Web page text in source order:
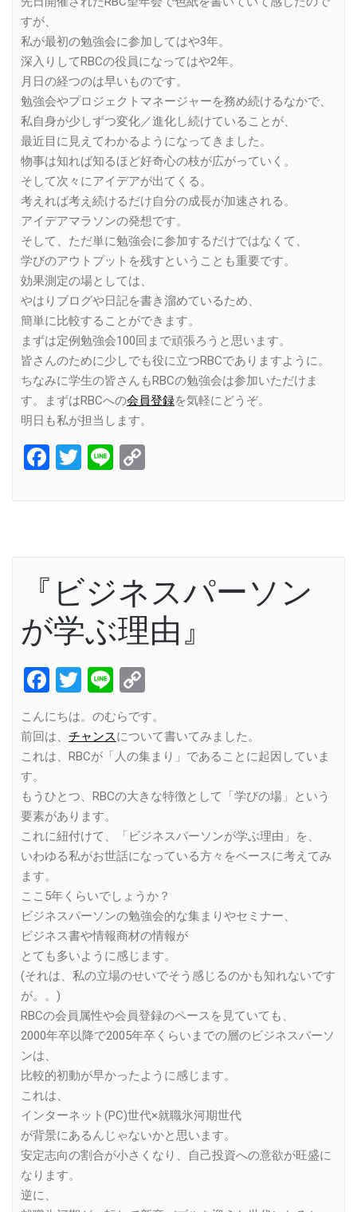
すが、
私が最初の勉強会に参加してはや3年。
深入りしてRBCの役員になってはや2年。
月日の経つのは早いものです。
勉強会やプロジェクトマネージャーを務め続けるなかで、
私自身が少しずつ変化／進化し続けていることが、
最近目に見えてわかるようになってきました。
物事は知れば知るほど好奇心の枝が広がっていく。
そして次々にアイデアが出てくる。
考えれば考え続けるだけ自分の成長が加速される。
アイデアマラソンの発想です。
そして、ただ単に勉強会に参加するだけではなくて、
学びのアウトプットを残すということも重要です。
効果測定の場としては、
やはりブログや日記を書き溜めているため、
簡単に比較することができます。
まずは定例勉強会100回まで頑張ろうと思います。
皆さんのために少しでも役に立つRBCでありますように。
ちなみに学生の皆さんもRBCの勉強会は参加いただけま
す。まずはRBCへの会員登録を気軽にどうぞ。
明日も私が担当します。
Facebook
Twitter
Line
『ビジネスパーソン
が学ぶ理由』
Facebook
Twitter
Line
Link
こんにちは。のむらです。
前回は、 チャンスについて書いてみました。
これは、RBCが「人の集まり」であることに起因していま
す。
もうひとつ、RBCの大きな特徴として「学びの場」という
要素があります。
これに紐付けて、「ビジネスパーソンが学ぶ理由」を、
いわゆる私がお世話になっている方々をベースに考えてみ
ます。
ここ5年くらいでしょうか？
ビジネスパーソンの勉強会的な集まりやセミナー、
ビジネス書や情報商材の情報が
とても多いように感じます。
(それは、私の立場のせいでそう感じるのかも知れないです
が。。)
RBCの会員属性や会員登録のペースを見ていても、
2000年卒以降で2005年卒くらいまでの層のビジネスパーソ
ンは、
比較的初動が早かったように感じます。
これは、
インターネット(PC)世代×就職氷河期世代
が背景にあるんじゃないかと思います。
安定志向の割合が小さくなり、自己投資への意欲が旺盛に
なります。
逆に、